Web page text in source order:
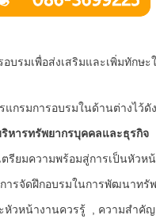
บรมเพื่อส่งเสริมและเพิ่มทักษะ
แกรมการอบรมในด้านต่างไว้ดั
หารทรัพยากรบุคคลและธุรกิจ
ยมความพร้อมสู่การเป็นหัวหน้
ารจัดฝึกอบรมในการพัฒนาทรัพ
หัวหน้างานควรรู้ , ความสำคัญ